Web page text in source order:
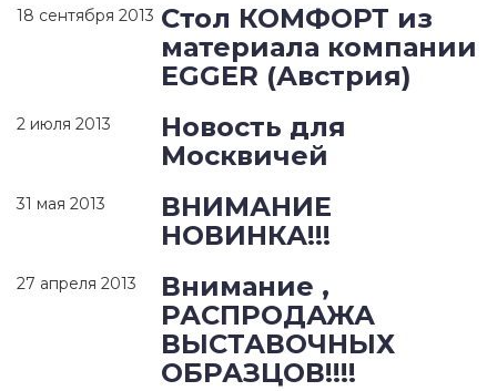
18 сентября 2013 Стол КОМФОРТ из
материала компании
EGGER (Австрия)
2 июля 2013
Новость для
Москвичей
31 мая 2013
ВНИМАНИЕ
НОВИНКА!!!
27 апреля 2013
Внимание ,
РАСПРОДАЖА
ВЫСТАВОЧНЫХ
ОБРАЗЦОВ!!!!